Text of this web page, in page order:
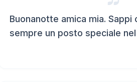
Buonanotte amica mia. Sappi
sempre un posto speciale